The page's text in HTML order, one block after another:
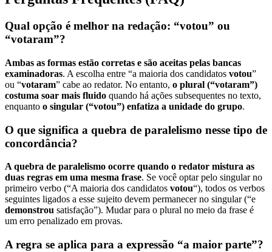
Qual opção é melhor na redação: “votou” ou
“votaram”?
Ambas as formas estão corretas e são aceitas pelas bancas
examinadoras. A escolha entre “a maioria dos candidatos votou”
ou “votaram” cabe ao redator. No entanto, o plural (“votaram”)
costuma soar mais fluido quando há ações subsequentes no texto,
enquanto o singular (“votou”) enfatiza a unidade do grupo.
O que significa a quebra de paralelismo nesse tipo de
concordância?
A quebra de paralelismo ocorre quando o redator mistura as
duas regras em uma mesma frase. Se você optar pelo singular no
primeiro verbo (“A maioria dos candidatos votou“), todos os verbos
seguintes ligados a esse sujeito devem permanecer no singular (“e
demonstrou satisfação”). Mudar para o plural no meio da frase é
um erro penalizado em provas.
A regra se aplica para a expressão “a maior parte”?